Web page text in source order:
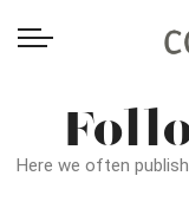
Here we often